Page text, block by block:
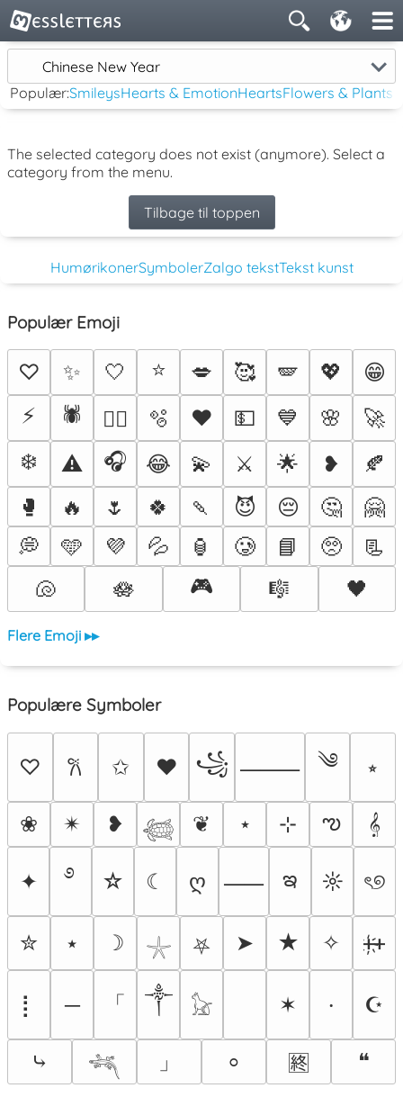
Chinese New Year
Populær:SmileysHearts & EmotionHeartsFlowers & Plants
The selected category does not exist (anymore). Select a
category from the menu.
Tilbage til toppen
HumørikonerSymbolerZalgo tekstTekst kunst
Populær Emoji
♡ ✨ 🤍 ⭐ 💋 🥰 🪽 💖
😁
⚡
🕷️ ❤️‍🔥 🫧 ♥️ 💵 💙 🌸
🚀
❄️
⚠️ 🎧 😂 💫 ⚔️ 🌟 ❥
🍂
🥊
🔥 🌷 🍀 🍡 😈 😔 🤔
🤗
💭
🩵 💜 💦 🏮 🥲 📘 🥺
📃
🐚
🪷 🎮 🎼 🖤
Flere Emoji ▸▸
Populære Symboler
♡ 𐙚 ✩ ♥ ꧁ ⸻ ༄ ⭒
❀ ✴︎ ❥ 𓆉 ❦ ⋆ ⊹ ఌ 𝄞
✦ ࿔ ☆ ☾ ღ ⸺ ఇ ☼ ৎ୭
✮ ⭑ ☽ 𓇼 ⛧ ➤ ★ ✧ ᚐ҉ᚐ
⡇ ─ 「 ༒ 𓃠 ✶ ⸱ ☪
⤷ 𓆈 」 ⸰ 🈡 ❝